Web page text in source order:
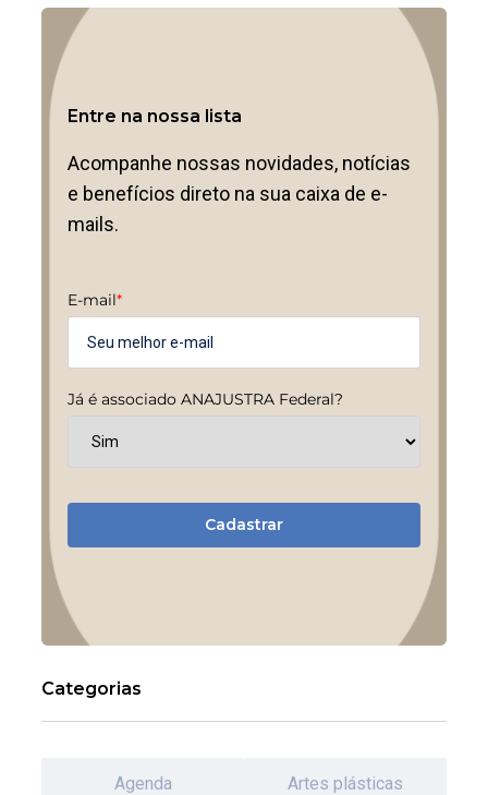
Entre na nossa lista
Acompanhe nossas novidades, notícias
e benefícios direto na sua caixa de e-
mails.
E-mail*
Já é associado ANAJUSTRA Federal?
Cadastrar
Categorias
Agenda Artes plásticas